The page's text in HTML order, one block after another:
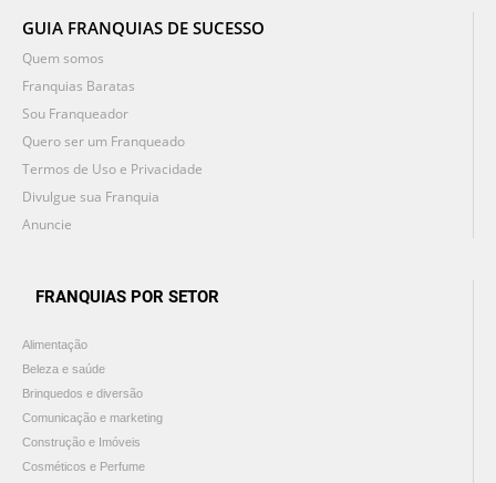
GUIA FRANQUIAS DE SUCESSO
Quem somos
Franquias Baratas
Sou Franqueador
Quero ser um Franqueado
Termos de Uso e Privacidade
Divulgue sua Franquia
Anuncie
FRANQUIAS POR SETOR
Alimentação
Beleza e saúde
Brinquedos e diversão
Comunicação e marketing
Construção e Imóveis
Cosméticos e Perfume